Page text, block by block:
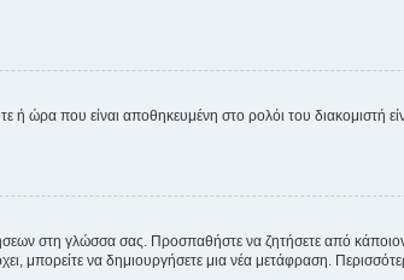
ή ώρα που είναι αποθηκευμένη στο ρολόι του διακομιστή
στη γλώσσα σας. Προσπαθήστε να ζητήσετε από
μπορείτε να δημιουργήσετε μια νέα μετάφραση.